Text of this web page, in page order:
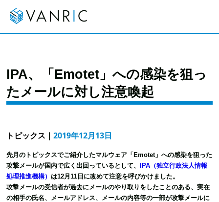
IPA、「Emotet」への感染を狙っ
たメールに対し注意喚起
トピックス ｜2019年12月13日
先月のトピックスでご紹介したマルウェア「Emotet」への感染を狙った
攻撃メールが国内で広く出回っているとして、
IPA（独立行政法人情報
処理推進機構） は12月11日に改めて注意を呼びかけました。
攻撃メールの受信者が過去にメールのやり取りをしたことのある、実在
の相手の氏名、メールアドレス、メールの内容等の一部が攻撃メールに